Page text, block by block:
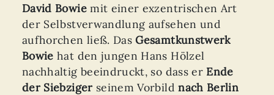
David Bowiemit einer exzentrischen Art
der Selbstverwandlung aufsehen und
aufhorchen ließ. DasGesamtkunstwerk
Bowie hat den jungen Hans Hölzel
nachhaltig beeindruckt, so dass er Ende
der Siebzigerseinem Vorbildnach Berlin